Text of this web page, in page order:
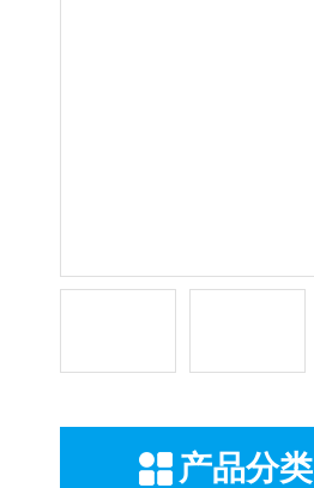
产品分类